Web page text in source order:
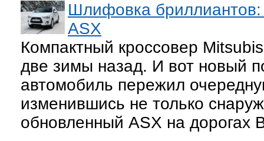
Шлифовка бриллиантов:
ASX
Компактный кроссовер
две зимы назад. И вот новый
автомобиль пережил
изменившись не только
обновленный ASX на дорогах